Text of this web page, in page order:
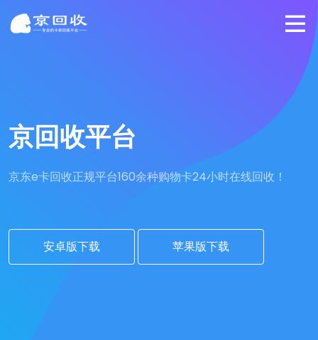
京回收平台
京东e卡回收正规平台160余种购物卡24小时在线回收！
安卓版下载 苹果版下载